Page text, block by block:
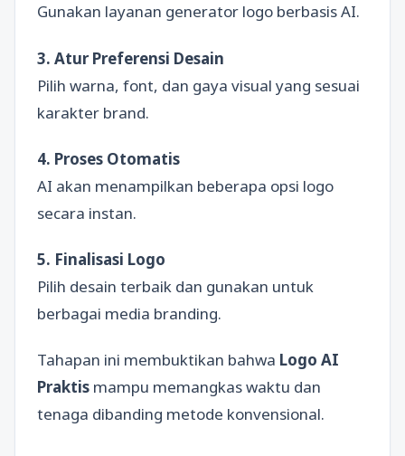
Gunakan layanan generator logo berbasis AI.
3. Atur Preferensi Desain
Pilih warna, font, dan gaya visual yang sesuai
karakter brand.
4. Proses Otomatis
AI akan menampilkan beberapa opsi logo
secara instan.
5. Finalisasi Logo
Pilih desain terbaik dan gunakan untuk
berbagai media branding.
Tahapan ini membuktikan bahwa Logo AI
Praktis mampu memangkas waktu dan
tenaga dibanding metode konvensional.